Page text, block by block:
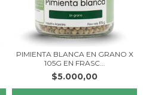
PIMIENTA BLANCA EN GRANO X
105G EN FRASC...
$5.000,00